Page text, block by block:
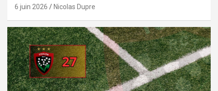
6 juin 2026 Nicolas Dupre